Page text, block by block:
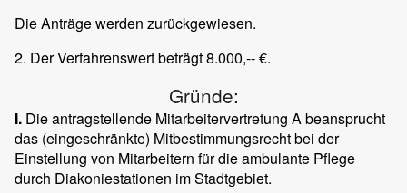
Die Anträge werden zurückgewiesen.
2. Der Verfahrenswert beträgt 8.000,-- €.
Gründe:
I. Die antragstellende Mitarbeitervertretung A beansprucht
das (eingeschränkte) Mitbestimmungsrecht bei der
Einstellung von Mitarbeitern für die ambulante Pflege
durch Diakoniestationen im Stadtgebiet.